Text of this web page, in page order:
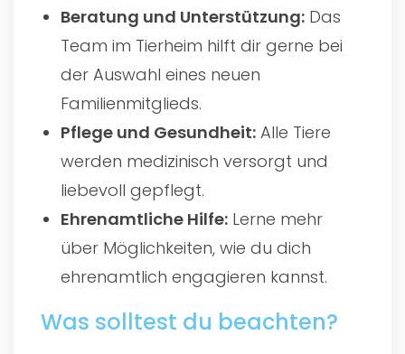
Beratung und Unterstützung: Das
Team im Tierheim hilft dir gerne bei
der Auswahl eines neuen
Familienmitglieds.
Pflege und Gesundheit: Alle Tiere
werden medizinisch versorgt und
liebevoll gepflegt.
Ehrenamtliche Hilfe: Lerne mehr
über Möglichkeiten, wie du dich
ehrenamtlich engagieren kannst.
Was solltest du beachten?